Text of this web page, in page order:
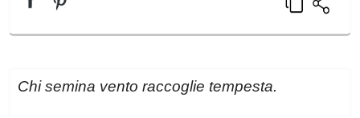
Chi semina vento raccoglie tempesta.